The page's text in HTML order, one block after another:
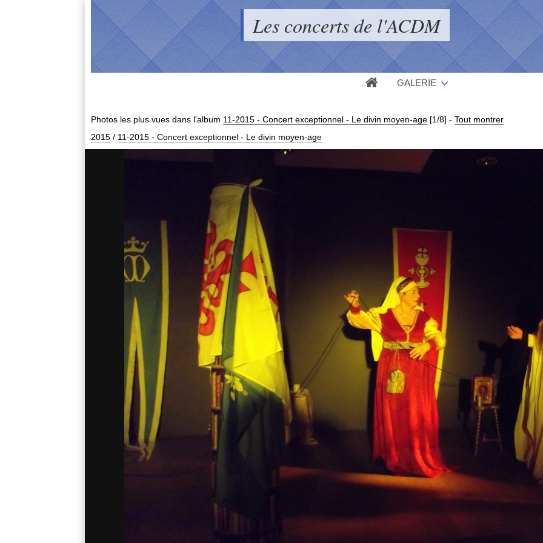
Les concerts de l'ACDM
GALERIE
Photos les plus vues dans l'album 11-2015 - Concert exceptionnel - Le divin moyen-age [1/8] - Tout montrer
2015 / 11-2015 - Concert exceptionnel - Le divin moyen-age